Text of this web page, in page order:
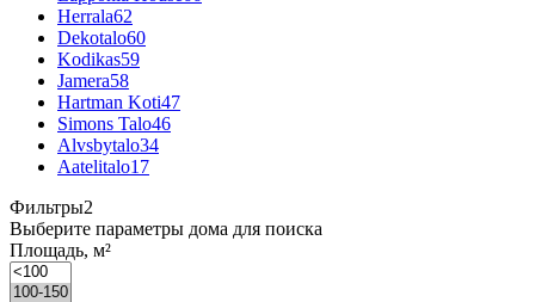
Herrala62
Dekotalo60
Kodikas59
Jamera58
Hartman Koti47
Simons Talo46
Alvsbytalo34
Aatelitalo17
Фильтры2
Выберите параметры дома для поиска
Площадь, м²